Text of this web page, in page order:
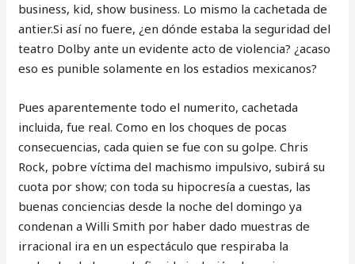
business, kid, show business. Lo mismo la cachetada de
antier.Si así no fuere, ¿en dónde estaba la seguridad del
teatro Dolby ante un evidente acto de violencia? ¿acaso
eso es punible solamente en los estadios mexicanos?
Pues aparentemente todo el numerito, cachetada
incluida, fue real. Como en los choques de pocas
consecuencias, cada quien se fue con su golpe. Chris
Rock, pobre víctima del machismo impulsivo, subirá su
cuota por show; con toda su hipocresía a cuestas, las
buenas conciencias desde la noche del domingo ya
condenan a Willi Smith por haber dado muestras de
irracional ira en un espectáculo que respiraba la